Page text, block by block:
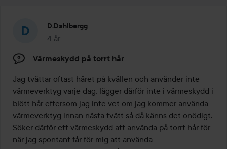
D.dahlbergg
4 år
Inlägget skapades 4 år
Värmeskydd på torrt hår
Jag tvättar oftast håret på kvällen och använder inte
värmeverktyg varje dag, lägger därför inte i värmeskydd i
blött hår eftersom jag inte vet om jag kommer använda
värmeverktyg innan nästa tvätt så då känns det onödigt.
Söker därför ett värmeskydd att använda på torrt hår för
när jag spontant får för mig att använda